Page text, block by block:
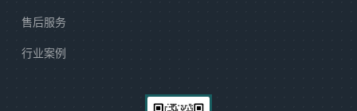
售后服务
行业案例